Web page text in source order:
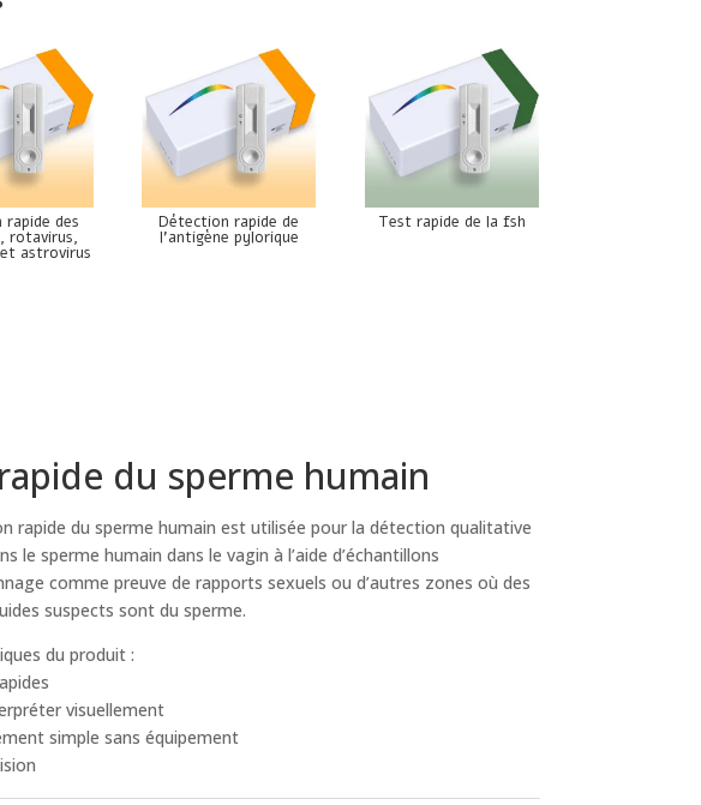
des
rotavirus,
astrovirus
Détection rapide de
l’antigène pylorique
Test rapide de la fsh
du sperme humain
rapide du sperme humain est utilisée pour la détection qualitative
le sperme humain dans le vagin à l’aide d’échantillons
comme preuve de rapports sexuels ou d’autres zones où des
suspects sont du sperme.
du produit :
visuellement
simple sans équipement